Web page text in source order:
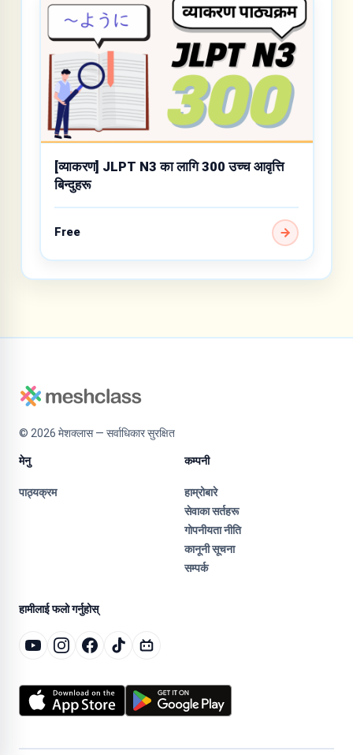
[व्याकरण] JLPT N3 का लागि 300 उच्च आवृत्ति
बिन्दुहरू
Free
© 2026 मेशक्लास — सर्वाधिकार सुरक्षित
मेनु
पाठ्यक्रम
कम्पनी
हाम्रोबारे
सेवाका सर्तहरू
गोपनीयता नीति
कानूनी सूचना
सम्पर्क
हामीलाई फलो गर्नुहोस्